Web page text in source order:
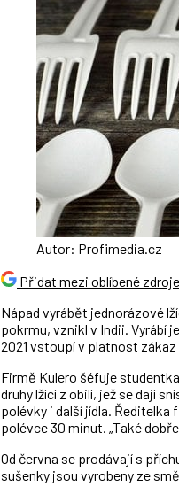
Autor: Profimedia.cz
Přidat mezi oblíbené
Nápad vyrábět jednorázové
pokrmu, vznikl v Indii. Vyrábí
2021 vstoupí v platnost
Firmě Kulero šéfuje
druhy lžící z obilí, jež se dají
polévky i další jídla. Ředitelka
polévce 30 minut. „Také
Od června se prodávají s
sušenky jsou vyrobeny ze